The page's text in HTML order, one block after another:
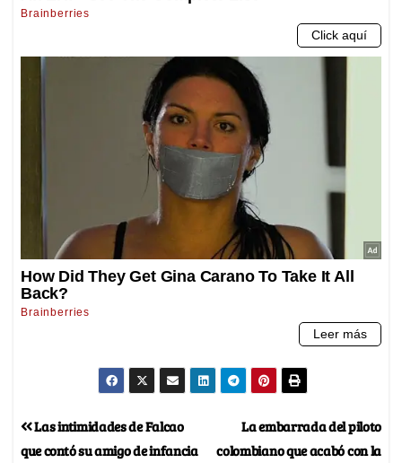
La embarrada del piloto
colombiano que acabó con la
Las intimidades de Falcao
que contó su amigo de infancia